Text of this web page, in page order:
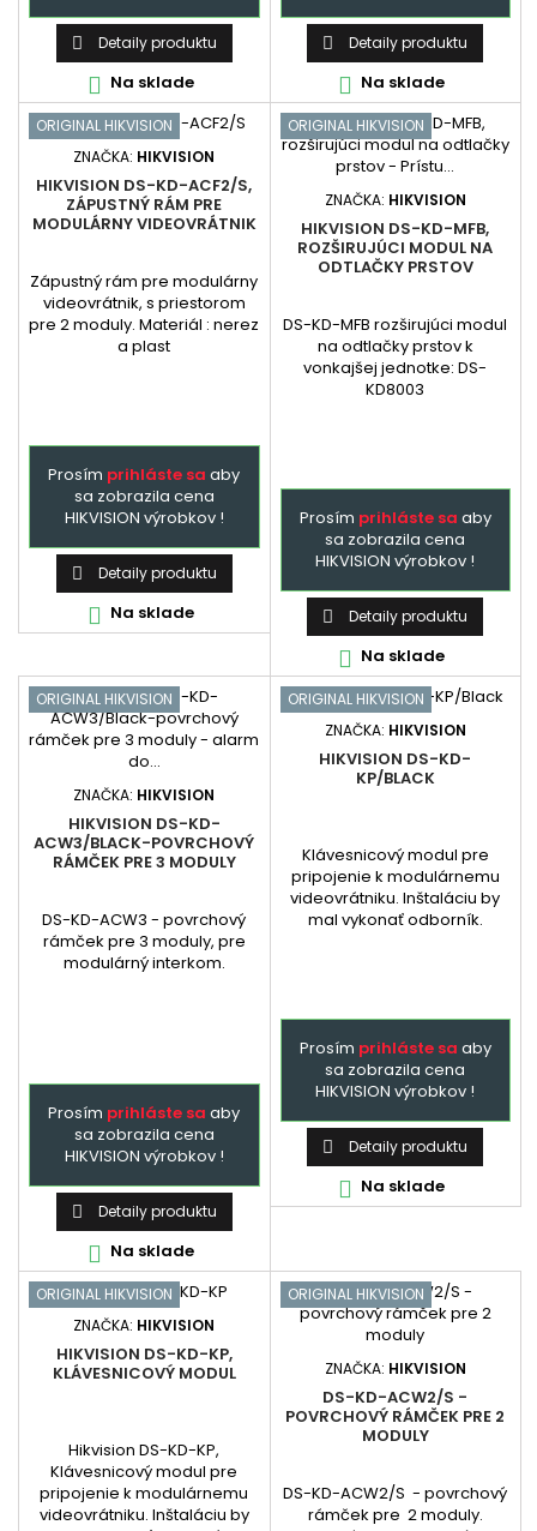
 Detaily produktu
 Na sklade
 Detaily produktu
 Na sklade
ORIGINAL HIKVISION
ZNAČKA: HIKVISION
HIKVISION DS-KD-ACF2/S,
ZÁPUSTNÝ RÁM PRE
MODULÁRNY VIDEOVRÁTNIK
Zápustný rám pre modulárny
videovrátnik, s priestorom
pre 2 moduly. Materiál : nerez
a plast
Prosím prihláste sa aby
sa zobrazila cena
HIKVISION výrobkov !
 Detaily produktu
 Na sklade
ORIGINAL HIKVISION
ZNAČKA: HIKVISION
HIKVISION DS-KD-MFB,
ROZŠIRUJÚCI MODUL NA
ODTLAČKY PRSTOV
DS-KD-MFB rozširujúci modul
na odtlačky prstov k
vonkajšej jednotke: DS-
KD8003
Prosím prihláste sa aby
sa zobrazila cena
HIKVISION výrobkov !
 Detaily produktu
 Na sklade
ORIGINAL HIKVISION
ZNAČKA: HIKVISION
HIKVISION DS-KD-
ACW3/BLACK-POVRCHOVÝ
RÁMČEK PRE 3 MODULY
DS-KD-ACW3 - povrchový
rámček pre 3 moduly, pre
modulárný interkom.
Prosím prihláste sa aby
sa zobrazila cena
HIKVISION výrobkov !
 Detaily produktu
 Na sklade
ORIGINAL HIKVISION
ZNAČKA: HIKVISION
HIKVISION DS-KD-
KP/BLACK
Klávesnicový modul pre
pripojenie k modulárnemu
videovrátniku. Inštaláciu by
mal vykonať odborník.
Prosím prihláste sa aby
sa zobrazila cena
HIKVISION výrobkov !
 Detaily produktu
 Na sklade
ORIGINAL HIKVISION
ZNAČKA: HIKVISION
HIKVISION DS-KD-KP,
KLÁVESNICOVÝ MODUL
Hikvision DS-KD-KP,
Klávesnicový modul pre
pripojenie k modulárnemu
videovrátniku. Inštaláciu by
ORIGINAL HIKVISION
ZNAČKA: HIKVISION
DS-KD-ACW2/S -
POVRCHOVÝ RÁMČEK PRE 2
MODULY
DS-KD-ACW2/S - povrchový
rámček pre 2 moduly.